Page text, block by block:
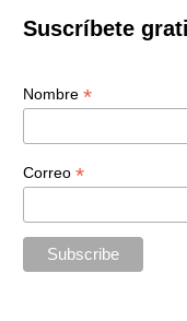
Suscríbete
Nombre *
Correo *